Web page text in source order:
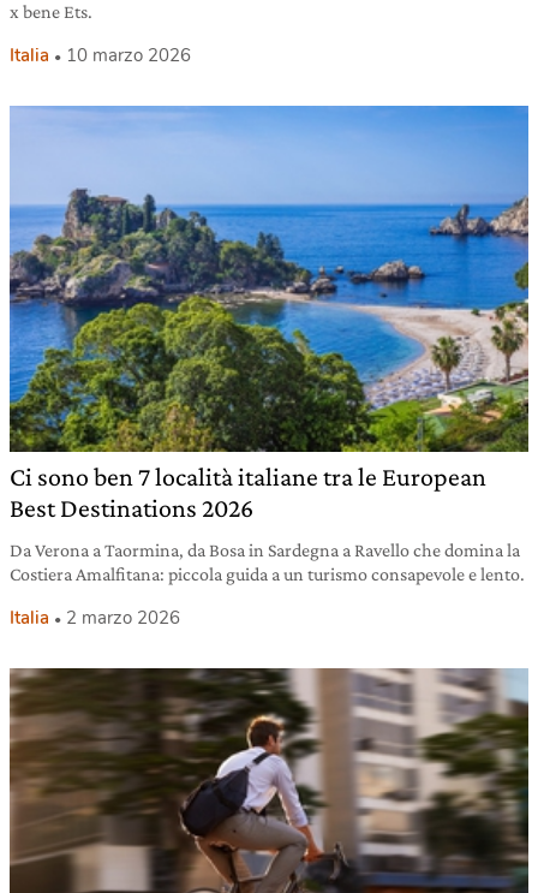
x bene Ets.
Italia 10 marzo 2026
Ci sono ben 7 località italiane tra le European
Best Destinations 2026
Da Verona a Taormina, da Bosa in Sardegna a Ravello che domina la
Costiera Amalfitana: piccola guida a un turismo consapevole e lento.
Italia 2 marzo 2026